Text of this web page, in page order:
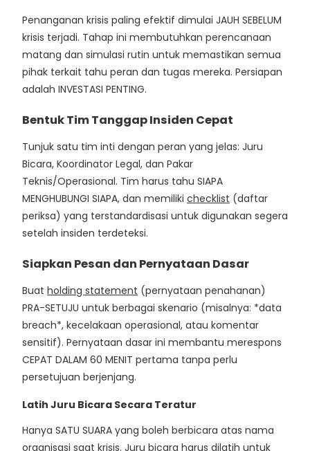
Penanganan krisis paling efektif dimulai JAUH SEBELUM
krisis terjadi. Tahap ini membutuhkan perencanaan
matang dan simulasi rutin untuk memastikan semua
pihak terkait tahu peran dan tugas mereka. Persiapan
adalah INVESTASI PENTING.
Bentuk Tim Tanggap Insiden Cepat
Tunjuk satu tim inti dengan peran yang jelas: Juru
Bicara, Koordinator Legal, dan Pakar
Teknis/Operasional. Tim harus tahu SIAPA
MENGHUBUNGI SIAPA, dan memiliki checklist (daftar
periksa) yang terstandardisasi untuk digunakan segera
setelah insiden terdeteksi.
Siapkan Pesan dan Pernyataan Dasar
Buat holding statement (pernyataan penahanan)
PRA-SETUJU untuk berbagai skenario (misalnya: *data
breach*, kecelakaan operasional, atau komentar
sensitif). Pernyataan dasar ini membantu merespons
CEPAT DALAM 60 MENIT pertama tanpa perlu
persetujuan berjenjang.
Latih Juru Bicara Secara Teratur
Hanya SATU SUARA yang boleh berbicara atas nama
organisasi saat krisis. Juru bicara harus dilatih untuk